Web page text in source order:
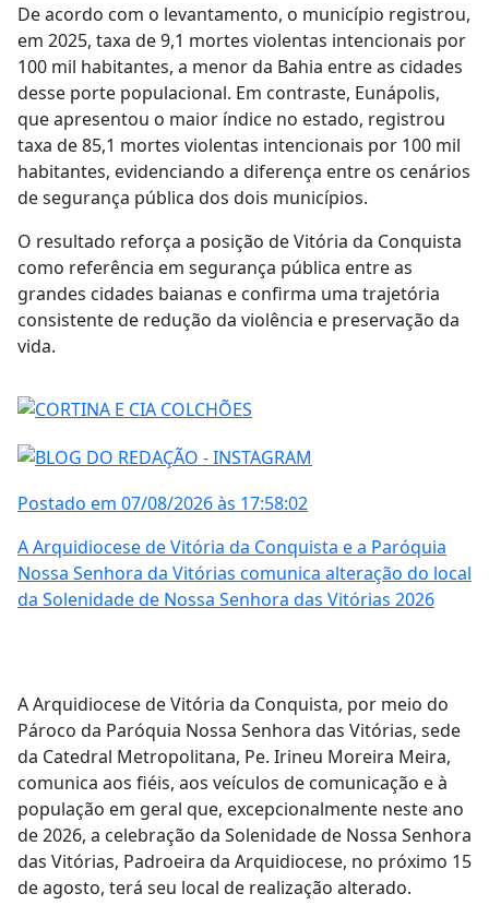
De acordo com o levantamento, o município registrou,
em 2025, taxa de 9,1 mortes violentas intencionais por
100 mil habitantes, a menor da Bahia entre as cidades
desse porte populacional. Em contraste, Eunápolis,
que apresentou o maior índice no estado, registrou
taxa de 85,1 mortes violentas intencionais por 100 mil
habitantes, evidenciando a diferença entre os cenários
de segurança pública dos dois municípios.
O resultado reforça a posição de Vitória da Conquista
como referência em segurança pública entre as
grandes cidades baianas e confirma uma trajetória
consistente de redução da violência e preservação da
vida.
Postado em 07/08/2026 às 17:58:02
A Arquidiocese de Vitória da Conquista e a Paróquia
Nossa Senhora da Vitórias comunica alteração do local
da Solenidade de Nossa Senhora das Vitórias 2026
AArquidiocese de Vitória da Conquista, por meio do
Pároco da Paróquia Nossa Senhora das Vitórias, sede
da Catedral Metropolitana, Pe. Irineu Moreira Meira,
comunica aos fiéis, aos veículos de comunicação e à
população em geral que, excepcionalmente neste ano
de 2026, a celebração da Solenidade de Nossa Senhora
das Vitórias, Padroeira da Arquidiocese, no próximo 15
de agosto, terá seu local de realização alterado.